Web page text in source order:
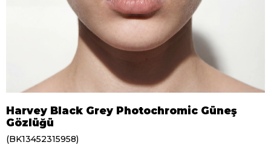
Harvey Black Grey Photochromic Güneş
Gözlüğü
(BK13452315958)